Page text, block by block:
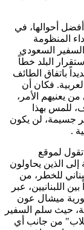
أحوالها، في
المنظومة
السعودي
البلد خطاً
باتفاق الطائف
فكان أن
يعنيهم الأمر،
للمس بهذا
جسيمة، لن يكون
.
تقول لموقع
إلى الذين يحاولون
للخطر، من
اللبنانيين، عبر
ميشال عون
حيث سلم السفير
من جانب أي